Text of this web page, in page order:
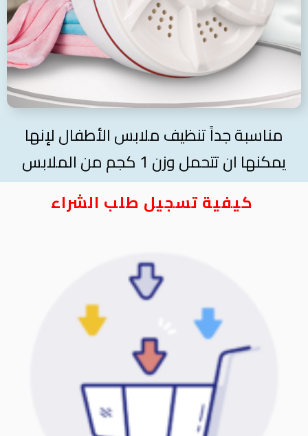
مناسبة جداً تنظيف ملابس الأطفال لإنها
يمكنها ان تتحمل وزن 1 كجم من الملابس